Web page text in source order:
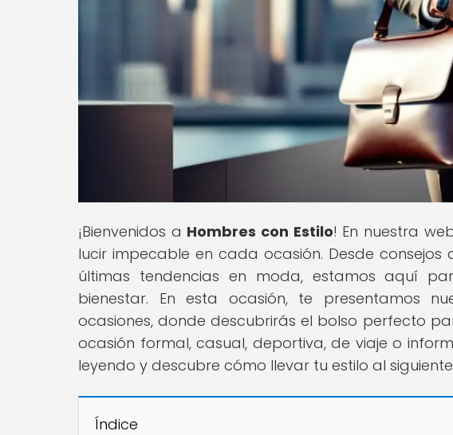
¡Bienvenidos a Hombres con Estilo! En nuestra
lucir impecable en cada ocasión. Desde
últimas tendencias en moda, estamos aquí
bienestar. En esta ocasión, te presentamos
ocasiones, donde descubrirás el bolso perfecto
ocasión formal, casual, deportiva, de viaje o
leyendo y descubre cómo llevar tu estilo al siguiente
Índice